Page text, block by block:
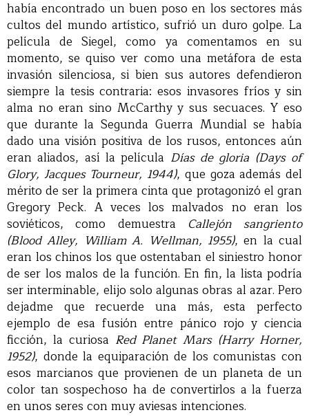
había encontrado un buen poso en los sectores más
cultos del mundo artístico, sufrió un duro golpe. La
película de Siegel, como ya comentamos en su
momento, se quiso ver como una metáfora de esta
invasión silenciosa, si bien sus autores defendieron
siempre la tesis contraria: esos invasores fríos y sin
alma no eran sino McCarthy y sus secuaces. Y eso
que durante la Segunda Guerra Mundial se había
dado una visión positiva de los rusos, entonces aún
eran aliados, así la película Días de gloria (Days of
Glory, Jacques Tourneur, 1944), que goza además del
mérito de ser la primera cinta que protagonizó el gran
Gregory Peck. A veces los malvados no eran los
soviéticos, como demuestra Callejón sangriento
(Blood Alley, William A. Wellman, 1955), en la cual
eran los chinos los que ostentaban el siniestro honor
de ser los malos de la función. En fin, la lista podría
ser interminable, elijo solo algunas obras al azar. Pero
dejadme que recuerde una más, esta perfecto
ejemplo de esa fusión entre pánico rojo y ciencia
ficción, la curiosa Red Planet Mars (Harry Horner,
1952), donde la equiparación de los comunistas con
esos marcianos que provienen de un planeta de un
color tan sospechoso ha de convertirlos a la fuerza
en unos seres con muy aviesas intenciones.